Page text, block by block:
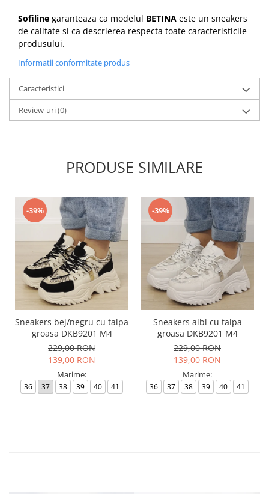
Sofiline garanteaza ca modelul BETINA este un sneakers
de calitate si ca descrierea respecta toate caracteristicile
produsului.
Informatii conformitate produs
Caracteristici
Review-uri(0)
PRODUSE SIMILARE
-39%
Sneakers bej/negru cu talpa
groasa DKB9201 M4
229,00 RON
139,00 RON
Marime:
36 37 38 39 40 41
-39%
Sneakers albi cu talpa
groasa DKB9201 M4
229,00 RON
139,00 RON
Marime:
36 37 38 39 40 41